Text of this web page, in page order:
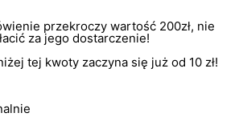
przekroczy wartość 200zł, nie
za jego dostarczenie!
tej kwoty zaczyna się już od 10 zł!